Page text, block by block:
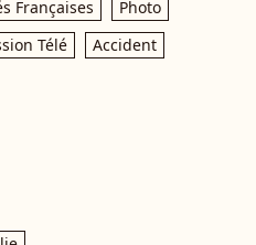
Françaises
Photo
Télé
Accident